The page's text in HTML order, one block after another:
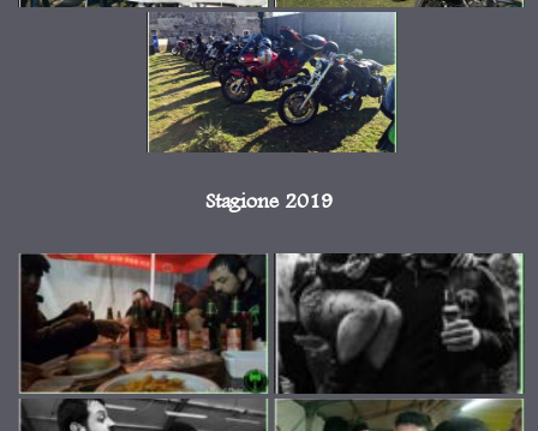
Stagione 2019